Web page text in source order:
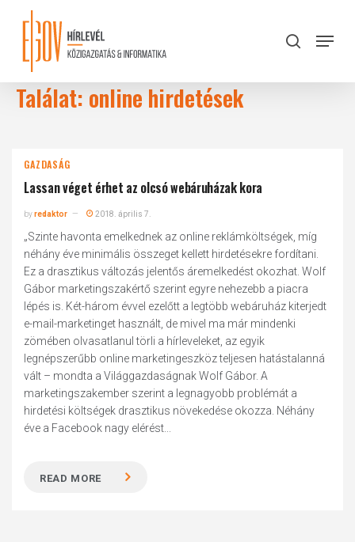
content
search
Menu
Találat: online hirdetések
GAZDASÁG
Lassan véget érhet az olcsó webáruházak kora
byredaktor 2018. április 7.
„Szinte havonta emelkednek az online reklámköltségek, míg
néhány éve minimális összeget kellett hirdetésekre fordítani.
Ez a drasztikus változás jelentős áremelkedést okozhat. Wolf
Gábor marketingszakértő szerint egyre nehezebb a piacra
lépés is. Két-három évvel ezelőtt a legtöbb webáruház kiterjedt
e-mail-marketinget használt, de mivel ma már mindenki
zömében olvasatlanul törli a hírleveleket, az egyik
legnépszerűbb online marketingeszköz teljesen hatástalanná
vált – mondta a Világgazdaságnak Wolf Gábor. A
marketingszakember szerint a legnagyobb problémát a
hirdetési költségek drasztikus növekedése okozza. Néhány
éve a Facebook nagy elérést...
READ MORE
Close